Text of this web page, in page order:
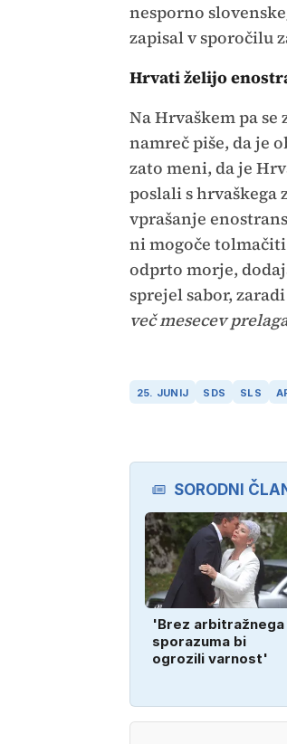
nesporno
zapisal v sporočilu
Hrvati želijo
Na Hrvaškem pa
namreč piše, da je
zato meni, da je
poslali s hrvaškega
vprašanje
ni mogoče
odprto morje,
sprejel sabor,
več mesecev
25. JUNIJ SDS SLS
SORODNI
'Brez arbitražnega
sporazuma bi
ogrozili varnost'